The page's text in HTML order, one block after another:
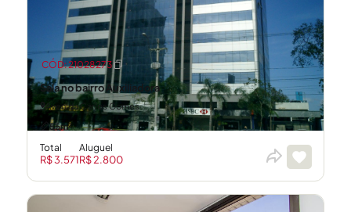
Sala no bairro Auxiliadora
Avenida Carlos Gomes
55m²
Total
R$ 3.571
Aluguel
R$ 2.800
CÓD: 21028273